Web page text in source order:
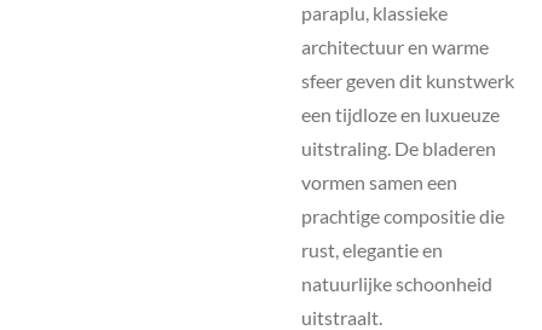
paraplu, klassieke
architectuur en warme
sfeer geven dit kunstwerk
een tijdloze en luxueuze
uitstraling. De bladeren
vormen samen een
prachtige compositie die
rust, elegantie en
natuurlijke schoonheid
uitstraalt.